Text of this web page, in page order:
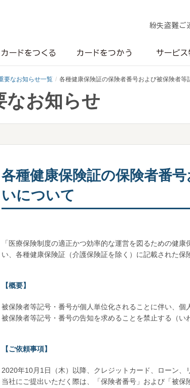
紛失盗難ご
カードをつくる カードをつかう サービ
要なお知らせ一覧 各種健康保険証の保険者番号および被保険者等
なお知らせ
各種健康保険証の保険者番
いについて
「医療保険制度の適正かつ効率的な運営を図るための健
い、各種健康保険証（介護保険証を除く）に記載された保
【概要】
被保険者等記号・番号が個人単位化されることに伴い、
被保険者等記号・番号の告知を求めることを禁止する（い
【ご依頼事項】
2020年10月1日（木）以降、クレジットカード、ローン
当社にご提出いただく際は、「保険者番号」および「被